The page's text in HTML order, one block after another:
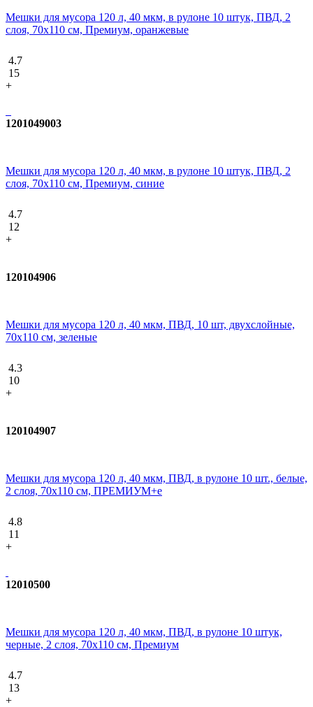
Мешки для мусора 120 л, 40 мкм, в рулоне 10 штук, ПВД, 2
слоя, 70x110 см, Премиум, оранжевые
4.7
15
+
1201049003
Мешки для мусора 120 л, 40 мкм, в рулоне 10 штук, ПВД, 2
слоя, 70x110 см, Премиум, синие
4.7
12
+
120104906
Мешки для мусора 120 л, 40 мкм, ПВД, 10 шт, двухслойные,
70х110 см, зеленые
4.3
10
+
120104907
Мешки для мусора 120 л, 40 мкм, ПВД, в рулоне 10 шт., белые,
2 слоя, 70x110 см, ПРЕМИУМ+e
4.8
11
+
12010500
Мешки для мусора 120 л, 40 мкм, ПВД, в рулоне 10 штук,
черные, 2 слоя, 70x110 см, Премиум
4.7
13
+